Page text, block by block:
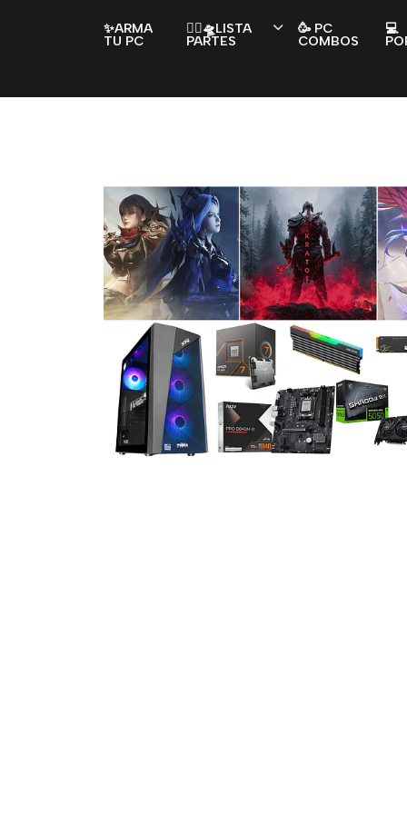
✨ARMA
TU PC
👇🏻🛸LISTA
PARTES
🥳 PC
COMBOS
💻